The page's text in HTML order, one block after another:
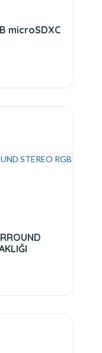
microSDXC